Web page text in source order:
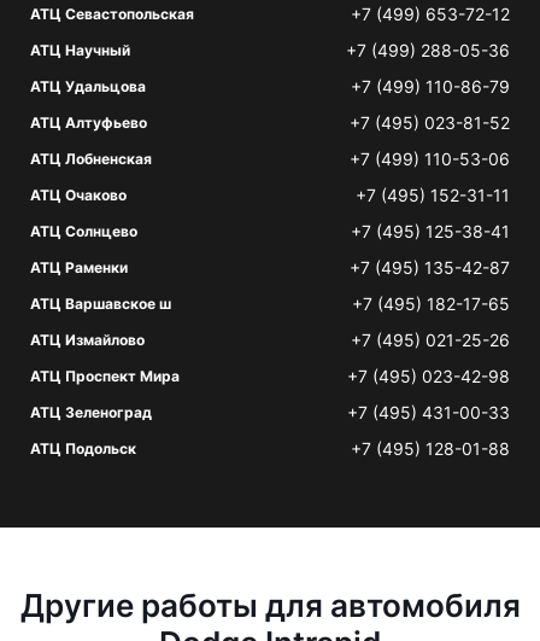
АТЦ Севастопольская +7 (499) 653-72-12
АТЦ Научный +7 (499) 288-05-36
АТЦ Удальцова +7 (499) 110-86-79
АТЦ Алтуфьево +7 (495) 023-81-52
АТЦ Лобненская +7 (499) 110-53-06
АТЦ Очаково +7 (495) 152-31-11
АТЦ Солнцево +7 (495) 125-38-41
АТЦ Раменки +7 (495) 135-42-87
АТЦ Варшавское ш +7 (495) 182-17-65
АТЦ Измайлово +7 (495) 021-25-26
АТЦ Проспект Мира +7 (495) 023-42-98
АТЦ Зеленоград +7 (495) 431-00-33
АТЦ Подольск +7 (495) 128-01-88
Другие работы для автомобиля